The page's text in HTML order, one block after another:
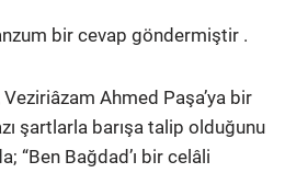
bir cevap göndermiştir .
Ahmed Paşa’ya bir
şartlarla barışa talip olduğunu
“Ben Bağdad’ı bir celâli